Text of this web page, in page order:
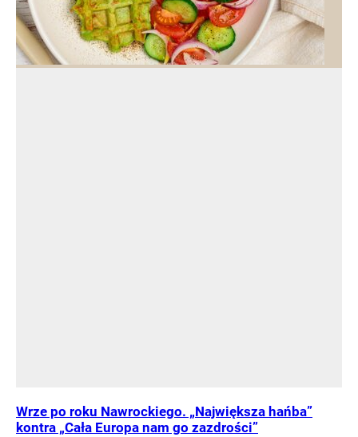
Wrze po roku Nawrockiego. „Największa hańba”
kontra „Cała Europa nam go zazdrości”